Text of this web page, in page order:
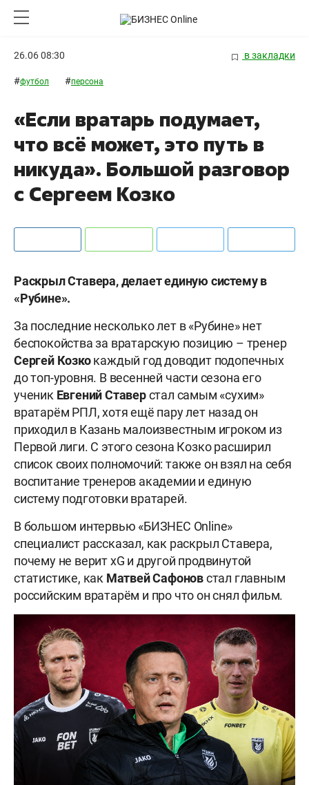
26.06 08:30 в закладки
#футбол #персона
«Если вратарь подумает,
что всё может, это путь в
никуда». Большой разговор
с Сергеем Козко
Раскрыл Ставера, делает единую систему в
«Рубине».
За последние несколько лет в «Рубине» нет
беспокойства за вратарскую позицию – тренер
Сергей Козкокаждый год доводит подопечных
до топ-уровня. В весенней части сезона его
ученик Евгений Ставерстал самым «сухим»
вратарём РПЛ, хотя ещё пару лет назад он
приходил в Казань малоизвестным игроком из
Первой лиги. С этого сезона Козко расширил
список своих полномочий: также он взял на себя
воспитание тренеров академии и единую
систему подготовки вратарей.
В большом интервью «БИЗНЕС Online»
специалист рассказал, как раскрыл Ставера,
почему не верит xG и другой продвинутой
статистике, как МатвейСафоновстал главным
российским вратарём и про что он снял фильм.